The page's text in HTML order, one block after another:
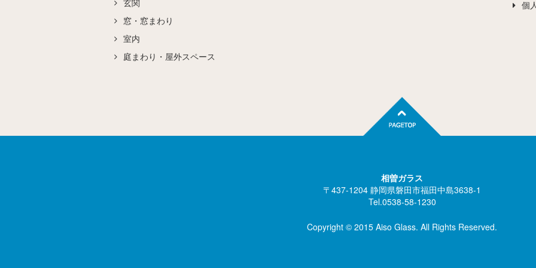
玄関
窓・窓まわり
室内
庭まわり・屋外スペース
個
相曽ガラス
〒437-1204 静岡県磐田市福田中島3638-1
Tel.0538-58-1230
Copyright © 2015 Aiso Glass. All Rights Reserved.